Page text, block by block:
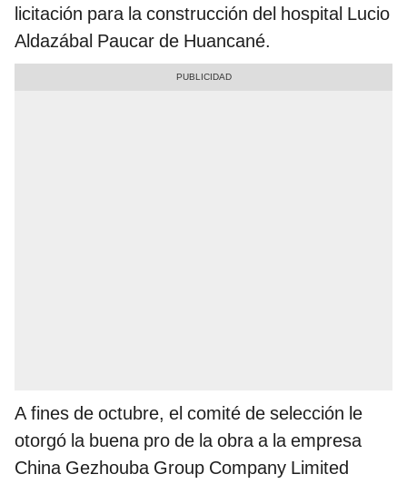
licitación para la construcción del hospital Lucio
Aldazábal Paucar de Huancané.
A fines de octubre, el comité de selección le
otorgó la buena pro de la obra a la empresa
China Gezhouba Group Company Limited